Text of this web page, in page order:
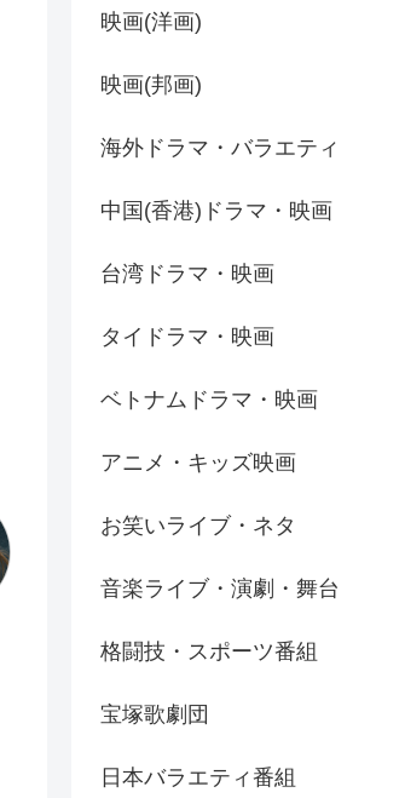
映画(洋画)
映画(邦画)
海外ドラマ・バラエティ
中国(香港)ドラマ・映画
台湾ドラマ・映画
タイドラマ・映画
ベトナムドラマ・映画
アニメ・キッズ映画
お笑いライブ・ネタ
音楽ライブ・演劇・舞台
格闘技・スポーツ番組
宝塚歌劇団
日本バラエティ番組